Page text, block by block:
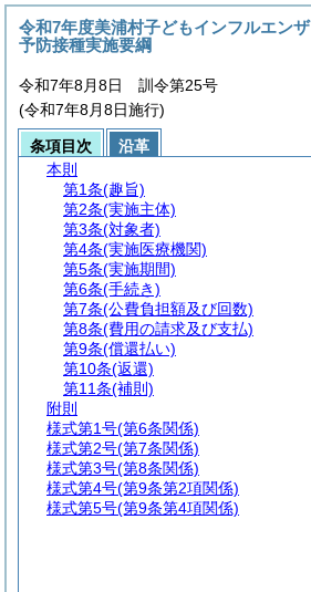
令和7年度美浦村子どもインフルエンザ
予防接種実施要綱
令和7年8月8日 訓令第25号
(令和7年8月8日施行)
条項目次
沿革
本則
第1条(趣旨)
第2条(実施主体)
第3条(対象者)
第4条(実施医療機関)
第5条(実施期間)
第6条(手続き)
第7条(公費負担額及び回数)
第8条(費用の請求及び支払)
第9条(償還払い)
第10条(返還)
第11条(補則)
附則
様式第1号(第6条関係)
様式第2号(第7条関係)
様式第3号(第8条関係)
様式第4号(第9条第2項関係)
様式第5号(第9条第4項関係)